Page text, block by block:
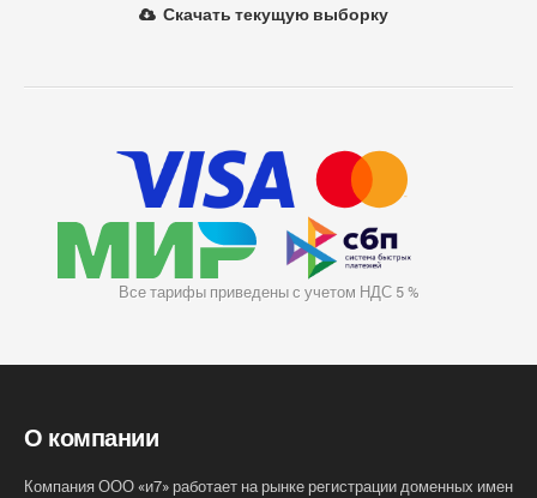
Скачать текущую выборку
Все тарифы приведены с учетом НДС 5 %
О компании
Компания ООО «и7» работает на рынке регистрации доменных имен